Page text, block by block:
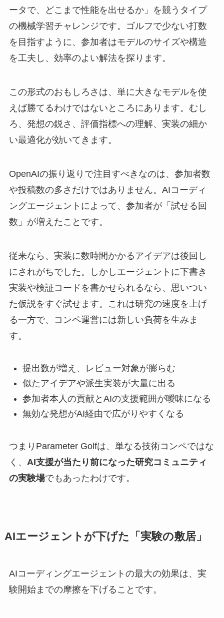
ータで、どこまで性能を出せるか」を競うタイプ
の機械学習チャレンジです。ゴルフで少ない打数
を目指すように、参加者はモデルのサイズや構造
を工夫し、効率のよい解法を探ります。
この形式のおもしろさは、単に大きなモデルを使
えば勝てるわけではないところにあります。むし
ろ、発想の鋭さ、評価指標への理解、実装の細か
い最適化が効いてきます。
OpenAIの振り返りで注目すべきなのは、参加者数
や投稿数の多さだけではありません。AIコーディ
ングエージェントによって、参加者が「試せる回
数」が増えたことです。
従来なら、実装に数時間かかるアイデアは後回し
にされがちでした。しかしエージェントに下書き
実装や検証コードを書かせられるなら、思いつい
た仮説をすぐ試せます。これは研究の速度を上げ
る一方で、コンペ運営には新しい負荷を生みま
す。
提出数が増え、レビュー対象が膨らむ
似たアイデアや派生実装が大量に出る
参加者本人の貢献とAIの支援範囲が曖昧になる
無効な発想がAI経由で広がりやすくなる
つまりParameter Golfは、単なる技術コンペではな
く、 AI支援が当たり前になった研究コミュニティ
の実験場でもあったわけです。
AIエージェントが下げた「実験の敷居」
AIコーディングエージェントの最大の効果は、実
験開始までの摩擦を下げることです。